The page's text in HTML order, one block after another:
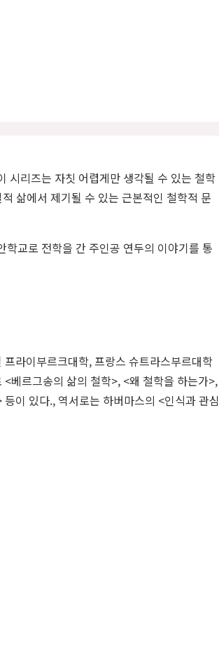
리즈는 자칫 어렵게만 생각될 수 있는 철학
삶에서 제기될 수 있는 근본적인 철학적 문
교로 전학을 간 주인공 연두의 이야기를 통
라이부르크대학, 프랑스 슈트라스부르대학
베르그송의 삶의 철학>, <왜 철학을 하는가>,
이 있다., 역서로는 하버마스의 <인식과 관심